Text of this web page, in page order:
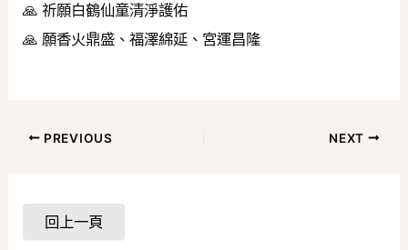
🙏 祈願白鶴仙童清淨護佑
🙏 願香火鼎盛、福澤綿延、宮運昌隆
PREVIOUS NEXT